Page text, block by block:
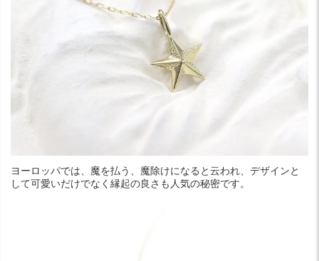
ヨーロッパでは、魔を払う、魔除けになると云われ、デザインと
して可愛いだけでなく縁起の良さも人気の秘密です。